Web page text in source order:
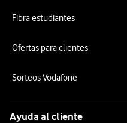
Fibra estudiantes
Ofertas para clientes
Sorteos Vodafone
Ayuda al cliente